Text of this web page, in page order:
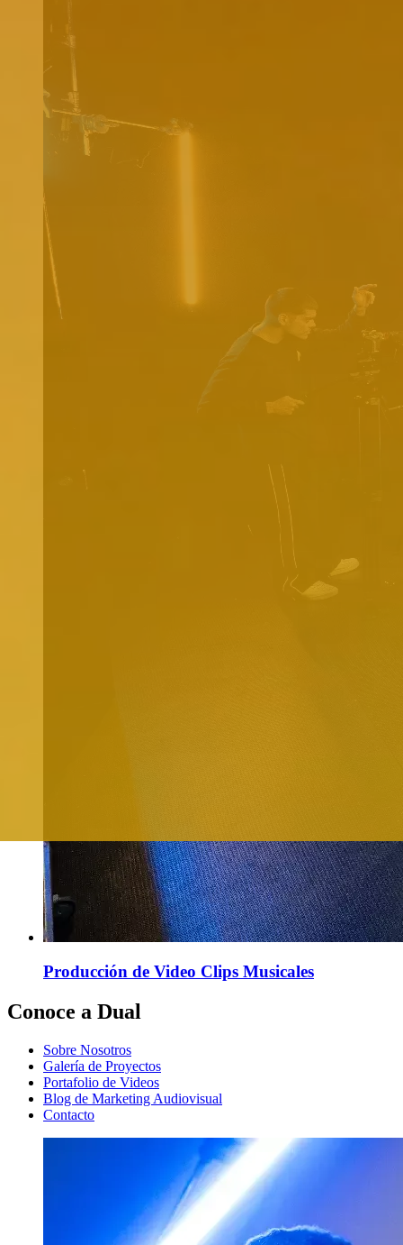
Producción de Video Clips Musicales
Conoce a Dual
Sobre Nosotros
Galería de Proyectos
Portafolio de Videos
Blog de Marketing Audiovisual
Contacto